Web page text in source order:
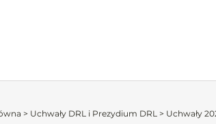
> Uchwały DRL i Prezydium DRL > Uchwały